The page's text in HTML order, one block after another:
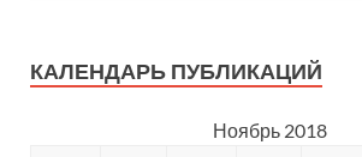
КАЛЕНДАРЬ ПУБЛИКАЦИЙ
Ноябрь 2018